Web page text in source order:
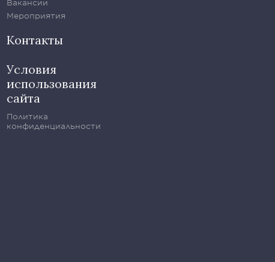
Вакансии
Мероприятия
Контакты
Условия
использования
сайта
Политика
конфиденциальности